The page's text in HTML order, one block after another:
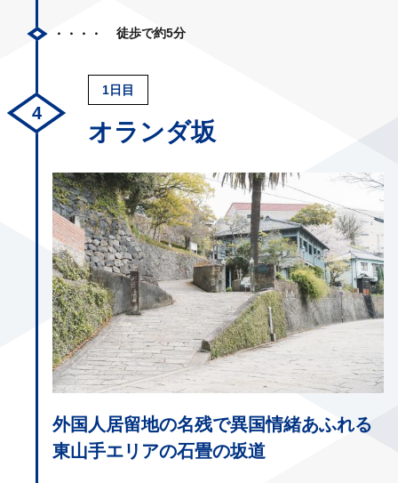
徒歩で約5分
1日目
オランダ坂
外国人居留地の名残で異国情緒あふれる
東山手エリアの石畳の坂道